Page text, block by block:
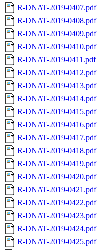
R-DNAT-2019-0407.pdf
R-DNAT-2019-0408.pdf
R-DNAT-2019-0409.pdf
R-DNAT-2019-0410.pdf
R-DNAT-2019-0411.pdf
R-DNAT-2019-0412.pdf
R-DNAT-2019-0413.pdf
R-DNAT-2019-0414.pdf
R-DNAT-2019-0415.pdf
R-DNAT-2019-0416.pdf
R-DNAT-2019-0417.pdf
R-DNAT-2019-0418.pdf
R-DNAT-2019-0419.pdf
R-DNAT-2019-0420.pdf
R-DNAT-2019-0421.pdf
R-DNAT-2019-0422.pdf
R-DNAT-2019-0423.pdf
R-DNAT-2019-0424.pdf
R-DNAT-2019-0425.pdf